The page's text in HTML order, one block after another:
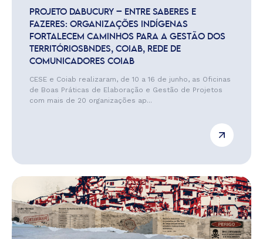
PROJETO DABUCURY – ENTRE SABERES E
FAZERES: ORGANIZAÇÕES INDÍGENAS
FORTALECEM CAMINHOS PARA A GESTÃO DOS
TERRITÓRIOSBNDES, COIAB, REDE DE
COMUNICADORES COIAB
CESE e Coiab realizaram, de 10 a 16 de junho, as Oficinas
de Boas Práticas de Elaboração e Gestão de Projetos
com mais de 20 organizações ap...